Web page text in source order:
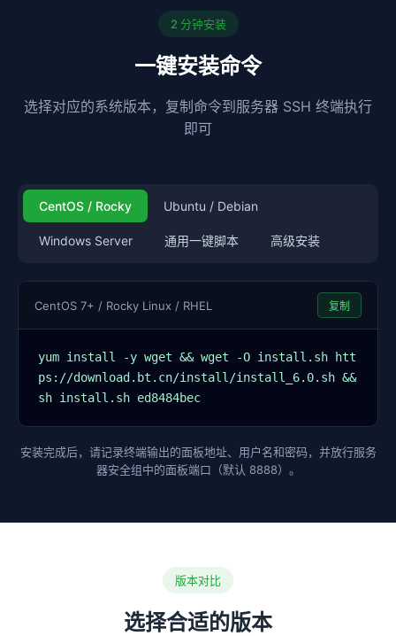
2 分钟安装
一键安装命令
选择对应的系统版本，复制命令到服务器 SSH 终端执行
即可
CentOS / Rocky Ubuntu / Debian
Windows Server 通用一键脚本 高级安装
CentOS 7+ / Rocky Linux / RHEL 复制
yum install -y wget && wget -O install.sh htt
ps://download.bt.cn/install/install_6.0.sh &&
sh install.sh ed8484bec
安装完成后，请记录终端输出的面板地址、用户名和密码，并放行服务
器安全组中的面板端口（默认 8888）。
版本对比
选择合适的版本